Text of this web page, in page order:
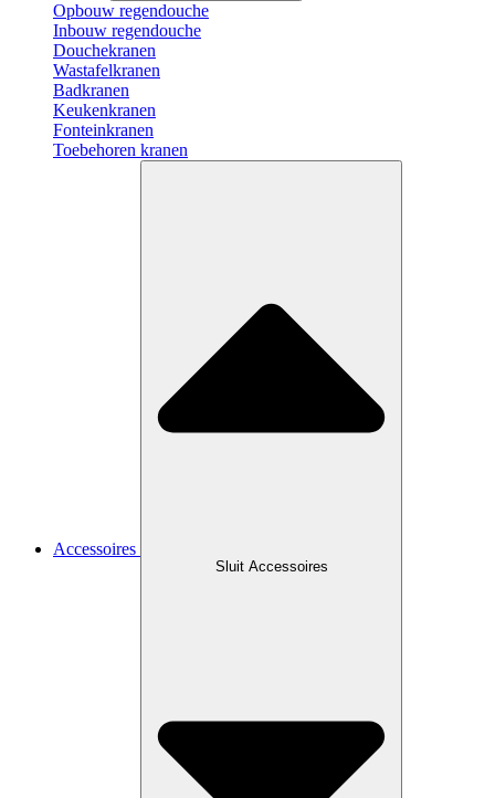
Opbouw regendouche
Inbouw regendouche
Douchekranen
Wastafelkranen
Badkranen
Keukenkranen
Fonteinkranen
Toebehoren kranen
Accessoires
Sluit Accessoires